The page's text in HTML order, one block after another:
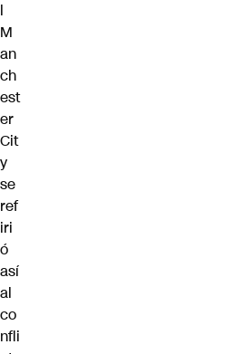
l
M
an
ch
est
er
Cit
y
se
ref
iri
ó
así
al
co
nfli